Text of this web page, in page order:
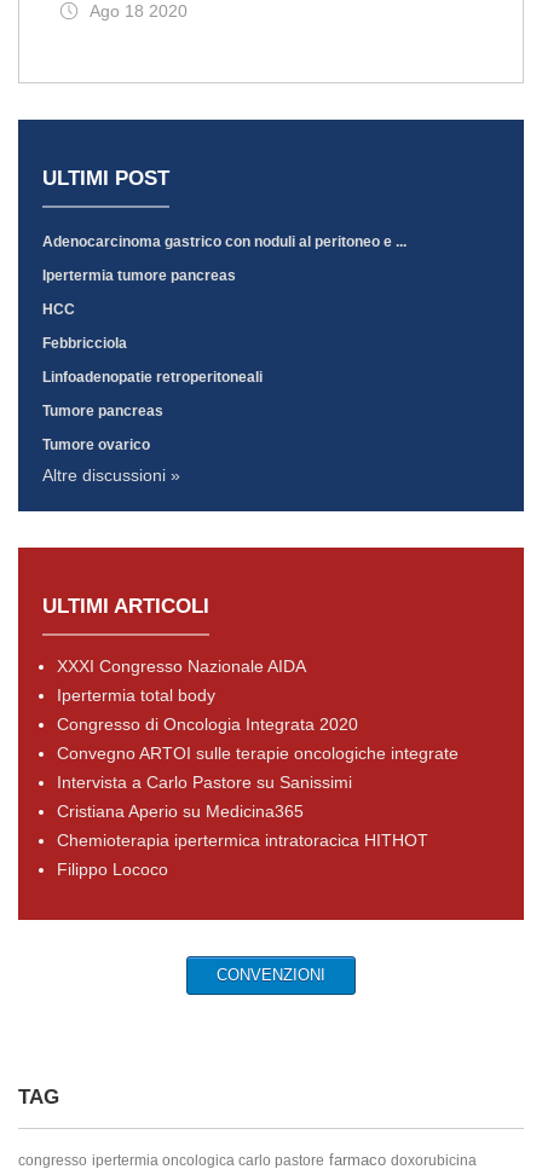
Ago 18 2020
ULTIMI POST
Adenocarcinoma gastrico con noduli al peritoneo e ...
Ipertermia tumore pancreas
HCC
Febbricciola
Linfoadenopatie retroperitoneali
Tumore pancreas
Tumore ovarico
Altre discussioni »
ULTIMI ARTICOLI
XXXI Congresso Nazionale AIDA
Ipertermia total body
Congresso di Oncologia Integrata 2020
Convegno ARTOI sulle terapie oncologiche integrate
Intervista a Carlo Pastore su Sanissimi
Cristiana Aperio su Medicina365
Chemioterapia ipertermica intratoracica HITHOT
Filippo Lococo
CONVENZIONI
TAG
congresso ipertermia oncologica carlo pastore farmaco doxorubicina